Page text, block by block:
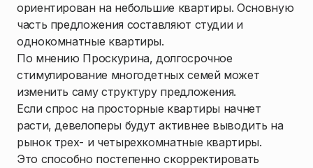
ориентирован на небольшие квартиры. Основную
часть предложения составляют студии и
однокомнатные квартиры.
По мнению Проскурина, долгосрочное
стимулирование многодетных семей может
изменить саму структуру предложения.
Если спрос на просторные квартиры начнет
расти, девелоперы будут активнее выводить на
рынок трех- и четырехкомнатные квартиры.
Это способно постепенно скорректировать